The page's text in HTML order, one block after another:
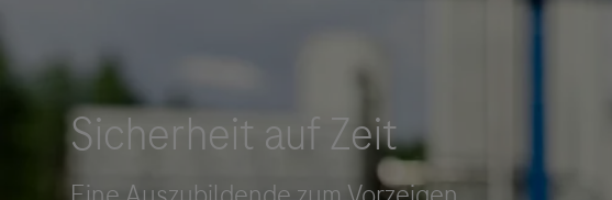
Roche Stories
Events